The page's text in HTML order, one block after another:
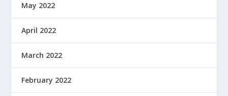
May 2022
April 2022
March 2022
February 2022